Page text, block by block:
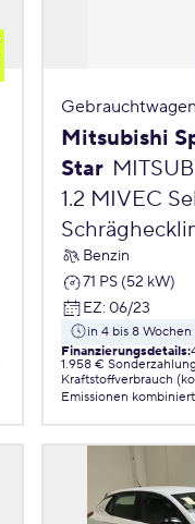
Mitsubishi
Star
1.2 MIVEC
Benzin
71 PS (52 kW)
EZ: 06/23
in 4 bis 8 Wochen
Finanzierungsdetails:
1.958 € Sonderzahlung
Kraftstoffverbrauch
Emissionen kombiniert